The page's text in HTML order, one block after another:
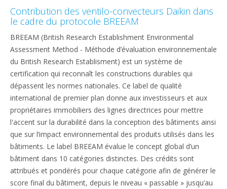
Contribution des ventilo-convecteurs Daikin dans
le cadre du protocole BREEAM
BREEAM (British Research Establishment Environmental
Assessment Method - Méthode d’évaluation environnementale
du British Research Establisment) est un système de
certification qui reconnaît les constructions durables qui
dépassent les normes nationales. Ce label de qualité
international de premier plan donne aux investisseurs et aux
propriétaires immobiliers des lignes directrices pour mettre
l'accent sur la durabilité dans la conception des bâtiments ainsi
que sur l’impact environnemental des produits utilisés dans les
bâtiments. Le label BREEAM évalue le concept global d’un
bâtiment dans 10 catégories distinctes. Des crédits sont
attribués et pondérés pour chaque catégorie afin de générer le
score final du bâtiment, depuis le niveau « passable » jusqu’au